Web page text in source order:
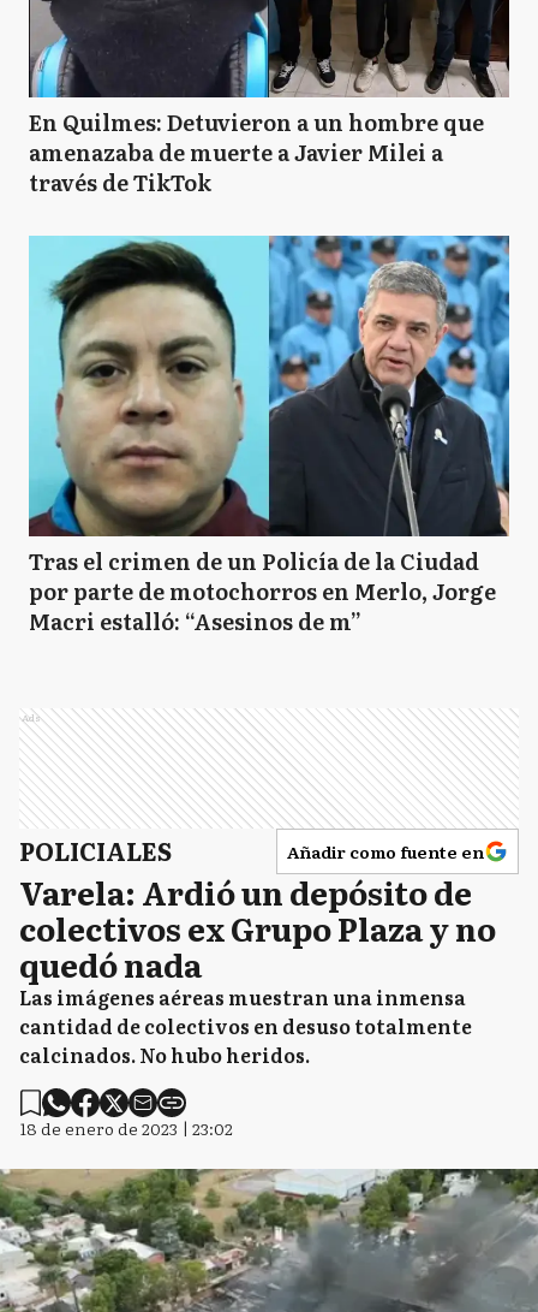
En Quilmes: Detuvieron a un hombre que
amenazaba de muerte a Javier Milei a
través de TikTok
Tras el crimen de un Policía de la Ciudad
por parte de motochorros en Merlo, Jorge
Macri estalló: “Asesinos de m”
Ads
POLICIALES Añadir como fuente en
Varela: Ardió un depósito de
colectivos ex Grupo Plaza y no
quedó nada
Las imágenes aéreas muestran una inmensa
cantidad de colectivos en desuso totalmente
calcinados. No hubo heridos.
18 de enero de 2023 | 23:02